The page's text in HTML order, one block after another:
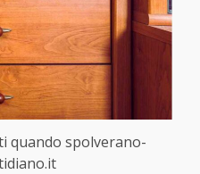
quando spolverano-